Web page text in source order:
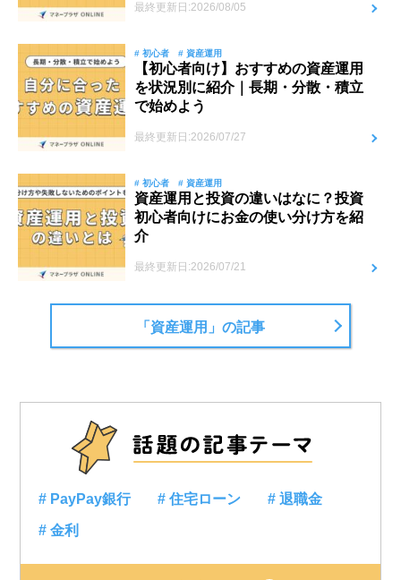
最終更新日:2026/08/05
# 初心者 # 資産運用
【初心者向け】おすすめの資産運用
を状況別に紹介｜長期・分散・積立
で始めよう
最終更新日:2026/07/27
# 初心者 # 資産運用
資産運用と投資の違いはなに？投資
初心者向けにお金の使い分け方を紹
介
最終更新日:2026/07/21
「資産運用」の記事
# PayPay銀行 # 住宅ローン # 退職金
# 金利